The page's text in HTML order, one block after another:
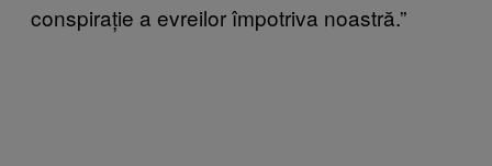
conspirație a evreilor împotriva noastră.”